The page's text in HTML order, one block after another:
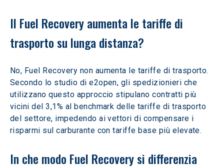
Il Fuel Recovery aumenta le tariffe di
trasporto su lunga distanza?
No, Fuel Recovery non aumenta le tariffe di trasporto.
Secondo lo studio di e2open, gli spedizionieri che
utilizzano questo approccio stipulano contratti più
vicini del 3,1% al benchmark delle tariffe di trasporto
del settore, impedendo ai vettori di compensare i
risparmi sul carburante con tariffe base più elevate.
In che modo Fuel Recovery si differenzia